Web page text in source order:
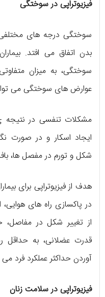
فیزیوتراپی در سوختگی
سوختگی درجه های
بدن اتفاق می افتد.
سوختگی، به میزان
عوارض های سوختگی می تواند
مشکلات تنفسی در نتیجه
ایجاد اسکار و در صورت
شکل و تورم در مفصل ها،
هدف از فیزیوتراپی برای
در پاکسازی راه های
از تغییر شکل در
قدرت عضلانی، به
آوردن حداکثر عملکرد فرد
فیزیوتراپی در سلامت زنان